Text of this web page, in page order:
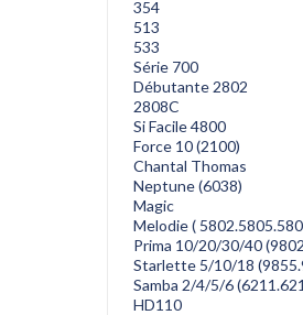
354
513
533
Série 700
Débutante 2802
2808C
Si Facile 4800
Force 10 (2100)
Chantal Thomas
Neptune (6038)
Magic
Melodie (
Prima 10/20/30/40
Starlette 5/10/18
Samba 2/4/5/6
HD110